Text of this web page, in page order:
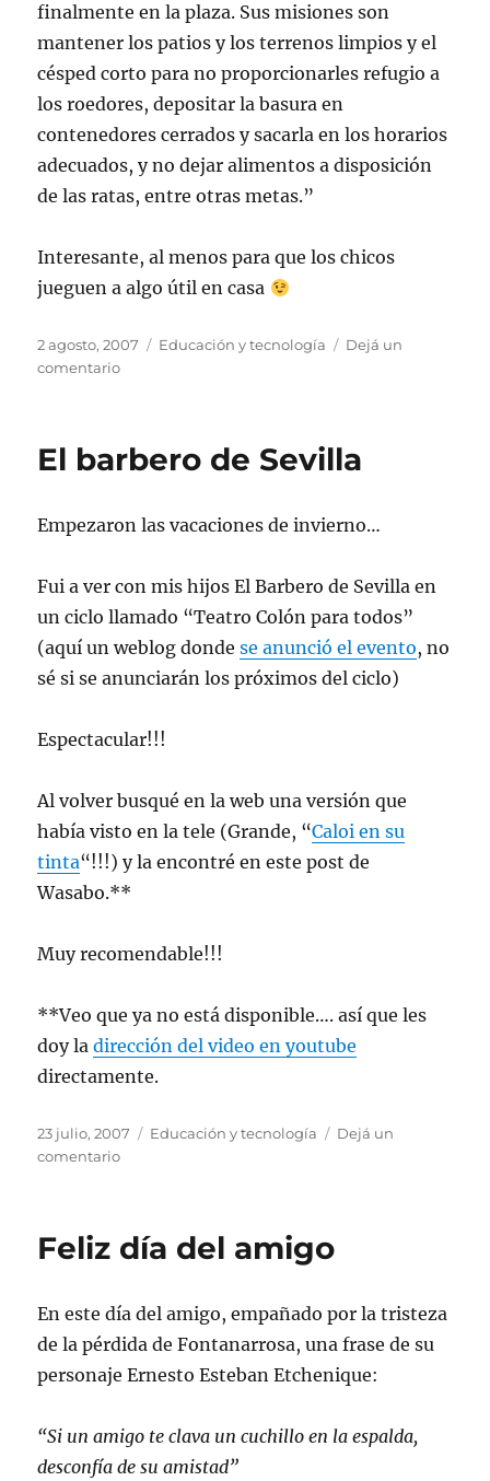
finalmente en la plaza. Sus misiones son
mantener los patios y los terrenos limpios y el
césped corto para no proporcionarles refugio a
los roedores, depositar la basura en
contenedores cerrados y sacarla en los horarios
adecuados, y no dejar alimentos a disposición
de las ratas, entre otras metas.”
Interesante, al menos para que los chicos
jueguen a algo útil en casa
Publicado
el
2 agosto, 2007 Categorías
Educación y tecnología
Dejá un
comentarioen
las
El barbero de Sevilla
Empezaron las vacaciones de invierno…
Fui a ver con mis hijos El Barbero de Sevilla en
un ciclo llamado “Teatro Colón para todos”
(aquí un weblog dondese anunció el evento, no
sé si se anunciarán los próximos del ciclo)
Espectacular!!!
Al volver busqué en la web una versión que
había visto en la tele (Grande, “Caloi en su
tinta“!!!) y la encontré en este post de
Wasabo.**
Muy recomendable!!!
**Veo que ya no está disponible…. así que les
doy ladirección del video en youtube
directamente.
Publicado
el
23 julio, 2007 Categorías
Educación y tecnología
Dejá un
comentarioen
Sevilla
Feliz día del amigo
En este día del amigo, empañado por la tristeza
de la pérdida de Fontanarrosa, una frase de su
personaje Ernesto Esteban Etchenique:
“Si un amigo te clava un cuchillo en la espalda,
desconfía de su amistad”